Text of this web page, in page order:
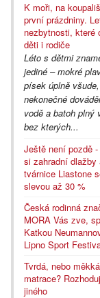
K moři, na
první prázdniny.
nezbytnosti, které
děti i rodiče
Léto s dětmi
jediné – mokré
písek úplně všude,
nekonečné
vodě a batoh plný
bez kterých...
Ještě není pozdě
si zahradní dlažby
tvárnice Liastone
slevou až 30 %
Česká rodinná
MORA Vás zve,
Katkou
Lipno Sport
Tvrdá, nebo měkká
matrace?
jiného